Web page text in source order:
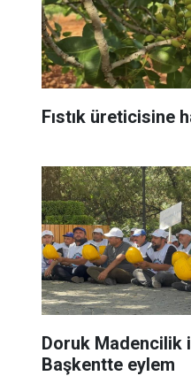
Fıstık üreticisine
Doruk Madencilik
Başkentte eylem